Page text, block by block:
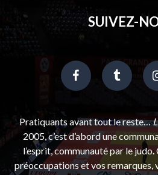
SUIVEZ-
Pratiquants avant tout le reste…
2005, c’est d’abord une
l’esprit, communauté par le judo.
préoccupations et vos remarques,